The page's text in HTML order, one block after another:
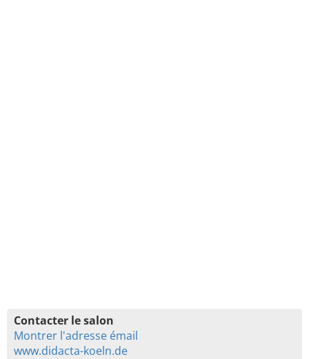
Contacter le salon
Montrer l'adresse émail
www.didacta-koeln.de